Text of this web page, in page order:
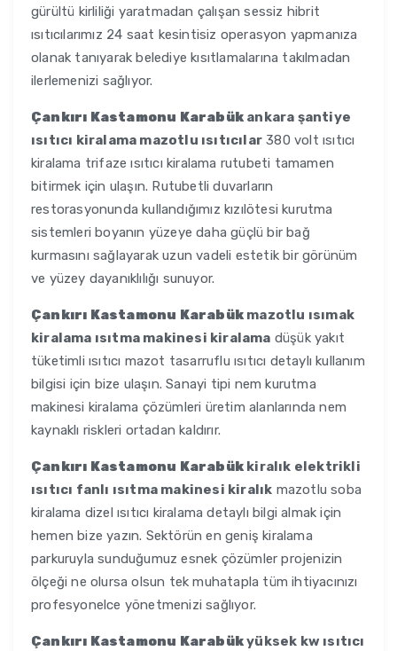
gürültü kirliliği yaratmadan çalışan sessiz hibrit
ısıtıcılarımız 24 saat kesintisiz operasyon yapmanıza
olanak tanıyarak belediye kısıtlamalarına takılmadan
ilerlemenizi sağlıyor.
Çankırı Kastamonu Karabük ankara şantiye
ısıtıcı kiralama mazotlu ısıtıcılar 380 volt ısıtıcı
kiralama trifaze ısıtıcı kiralama rutubeti tamamen
bitirmek için ulaşın. Rutubetli duvarların
restorasyonunda kullandığımız kızılötesi kurutma
sistemleri boyanın yüzeye daha güçlü bir bağ
kurmasını sağlayarak uzun vadeli estetik bir görünüm
ve yüzey dayanıklılığı sunuyor.
Çankırı Kastamonu Karabük mazotlu ısımak
kiralama ısıtma makinesi kiralama düşük yakıt
tüketimli ısıtıcı mazot tasarruflu ısıtıcı detaylı kullanım
bilgisi için bize ulaşın. Sanayi tipi nem kurutma
makinesi kiralama çözümleri üretim alanlarında nem
kaynaklı riskleri ortadan kaldırır.
Çankırı Kastamonu Karabük kiralık elektrikli
ısıtıcı fanlı ısıtma makinesi kiralık mazotlu soba
kiralama dizel ısıtıcı kiralama detaylı bilgi almak için
hemen bize yazın. Sektörün en geniş kiralama
parkuruyla sunduğumuz esnek çözümler projenizin
ölçeği ne olursa olsun tek muhatapla tüm ihtiyacınızı
profesyonelce yönetmenizi sağlıyor.
Çankırı Kastamonu Karabükyüksek kw ısıtıcı